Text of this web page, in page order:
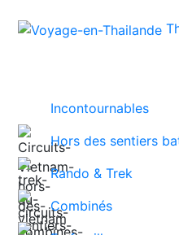
Incontournables
Hors des sentiers
Rando & Trek
Combinés